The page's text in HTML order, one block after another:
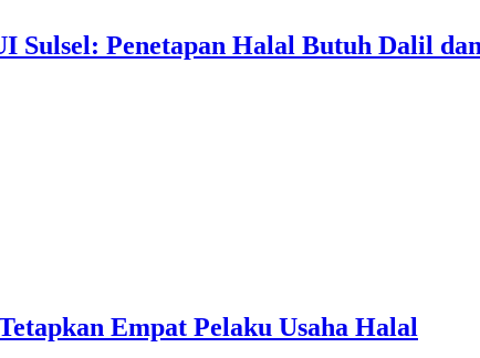
Sulsel: Penetapan Halal Butuh Dalil
Empat Pelaku Usaha Halal